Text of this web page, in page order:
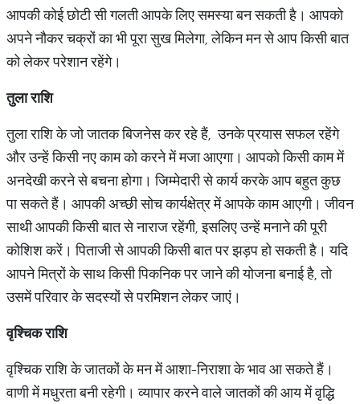
आपकी कोई छोटी सी गलती आपके लिए समस्या बन सकती है। आपको
अपने नौकर चक्रों का भी पूरा सुख मिलेगा, लेकिन मन से आप किसी बात
को लेकर परेशान रहेंगे।
तुला राशि
तुला राशि के जो जातक बिजनेस कर रहे हैं, उनके प्रयास सफल रहेंगे
और उन्हें किसी नए काम को करने में मजा आएगा। आपको किसी काम में
अनदेखी करने से बचना होगा। जिम्मेदारी से कार्य करके आप बहुत कुछ
पा सकते हैं। आपकी अच्छी सोच कार्यक्षेत्र में आपके काम आएगी। जीवन
साथी आपकी किसी बात से नाराज रहेंगी, इसलिए उन्हें मनाने की पूरी
कोशिश करें। पिताजी से आपकी किसी बात पर झड़प हो सकती है। यदि
आपने मित्रों के साथ किसी पिकनिक पर जाने की योजना बनाई है, तो
उसमें परिवार के सदस्यों से परमिशन लेकर जाएं।
वृश्चिक राशि
वृश्चिक राशि के जातकों के मन में आशा-निराशा के भाव आ सकते हैं।
वाणी में मधुरता बनी रहेगी। व्यापार करने वाले जातकों की आय में वृद्धि